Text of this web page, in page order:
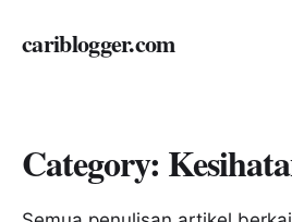
cariblogger.com
Category: